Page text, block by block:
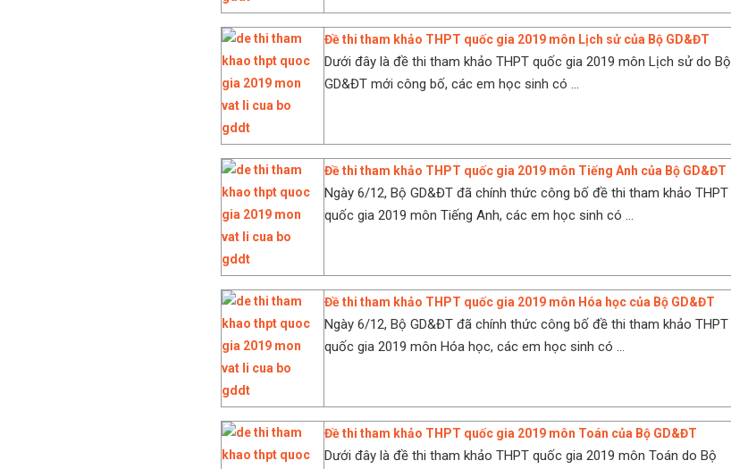
Đề thi tham khảo THPT quốc gia 2019 môn Lịch sử của Bộ GD&ĐT
Dưới đây là đề thi tham khảo THPT quốc gia 2019 môn Lịch sử do Bộ
GD&ĐT mới công bố, các em học sinh có ...
Đề thi tham khảo THPT quốc gia 2019 môn Tiếng Anh của Bộ GD&ĐT
Ngày 6/12, Bộ GD&ĐT đã chính thức công bố đề thi tham khảo THPT
quốc gia 2019 môn Tiếng Anh, các em học sinh có ...
Đề thi tham khảo THPT quốc gia 2019 môn Hóa học của Bộ GD&ĐT
Ngày 6/12, Bộ GD&ĐT đã chính thức công bố đề thi tham khảo THPT
quốc gia 2019 môn Hóa học, các em học sinh có ...
Đề thi tham khảo THPT quốc gia 2019 môn Toán của Bộ GD&ĐT
Dưới đây là đề thi tham khảo THPT quốc gia 2019 môn Toán do Bộ